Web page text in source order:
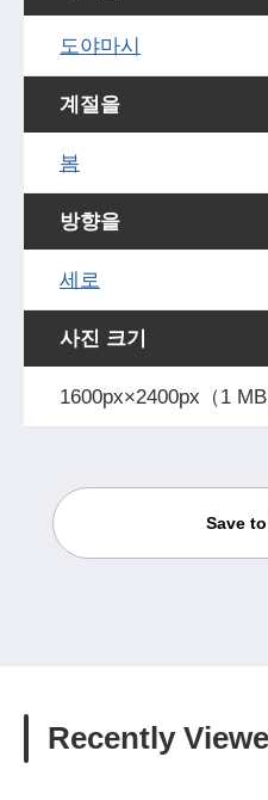
도야마시
계절을
봄
방향을
세로
사진 크기
1600px×2400px（1 MB
Save
Recently